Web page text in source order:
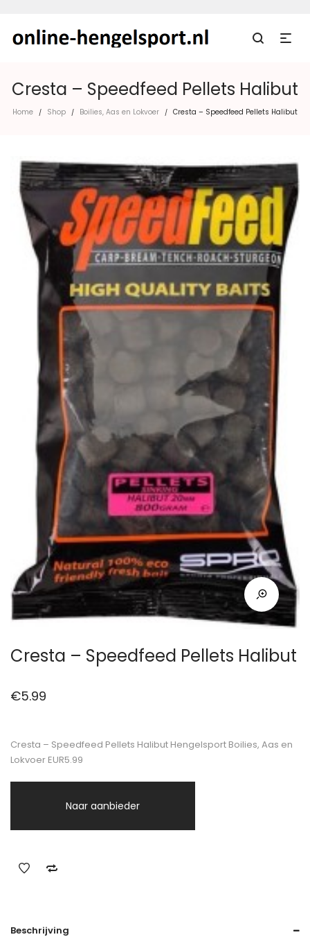
Cresta – Speedfeed Pellets Halibut
Home / Shop / Boilies, Aas en Lokvoer / Cresta – Speedfeed Pellets Halibut
Cresta – Speedfeed Pellets Halibut
€5.99
Cresta – Speedfeed Pellets Halibut Hengelsport Boilies, Aas en
Lokvoer EUR5.99
Naar aanbieder
Beschrijving